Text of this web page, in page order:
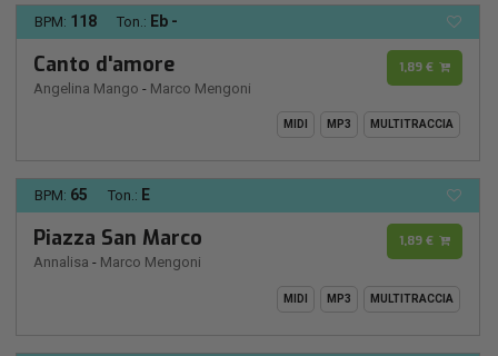
BPM: 118 Ton.: Eb -
Canto d'amore
Angelina Mango - Marco Mengoni
1,89 €
MIDI MP3 MULTITRACCIA
BPM: 65 Ton.: E
Piazza San Marco
Annalisa - Marco Mengoni
1,89 €
MIDI MP3 MULTITRACCIA